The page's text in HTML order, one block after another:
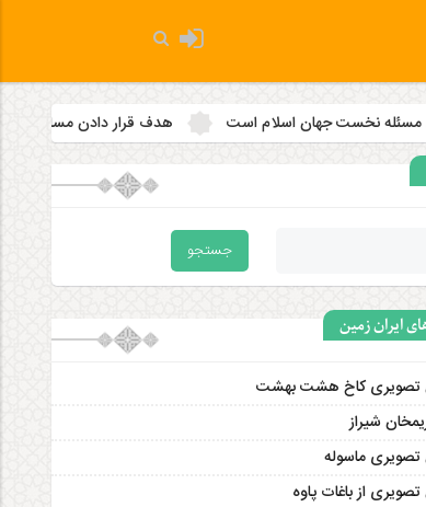
است هدف قرار دادن مساجد به رویه‌ای سازمان‌ یافته
ایران زمین
تصویری کاخ هشت‌ بهشت
شیراز
ماسوله
از باغات پاوه